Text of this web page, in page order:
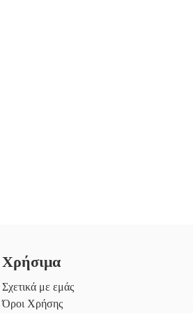
Χρήσιμα
Σχετικά με εμάς
Όροι Χρήσης